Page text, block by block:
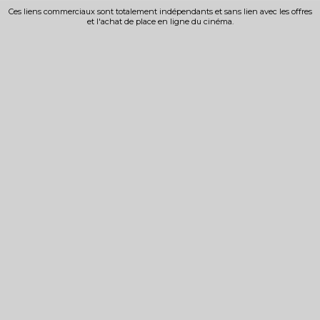
Ces liens commerciaux sont totalement indépendants et sans lien avec les offres
et l'achat de place en ligne du cinéma.